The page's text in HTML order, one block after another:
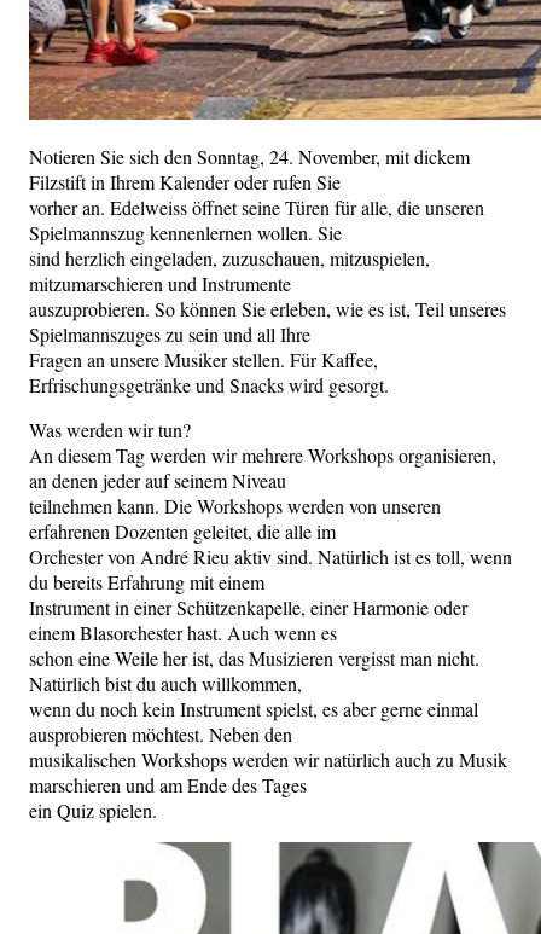
Notieren Sie sich den Sonntag, 24. November, mit dickem
Filzstift in Ihrem Kalender oder rufen Sie
vorher an. Edelweiss öffnet seine Türen für alle, die unseren
Spielmannszug kennenlernen wollen. Sie
sind herzlich eingeladen, zuzuschauen, mitzuspielen,
mitzumarschieren und Instrumente
auszuprobieren. So können Sie erleben, wie es ist, Teil unseres
Spielmannszuges zu sein und all Ihre
Fragen an unsere Musiker stellen. Für Kaffee,
Erfrischungsgetränke und Snacks wird gesorgt.
Was werden wir tun?
An diesem Tag werden wir mehrere Workshops organisieren,
an denen jeder auf seinem Niveau
teilnehmen kann. Die Workshops werden von unseren
erfahrenen Dozenten geleitet, die alle im
Orchester von André Rieu aktiv sind. Natürlich ist es toll, wenn
du bereits Erfahrung mit einem
Instrument in einer Schützenkapelle, einer Harmonie oder
einem Blasorchester hast. Auch wenn es
schon eine Weile her ist, das Musizieren vergisst man nicht.
Natürlich bist du auch willkommen,
wenn du noch kein Instrument spielst, es aber gerne einmal
ausprobieren möchtest. Neben den
musikalischen Workshops werden wir natürlich auch zu Musik
marschieren und am Ende des Tages
ein Quiz spielen.